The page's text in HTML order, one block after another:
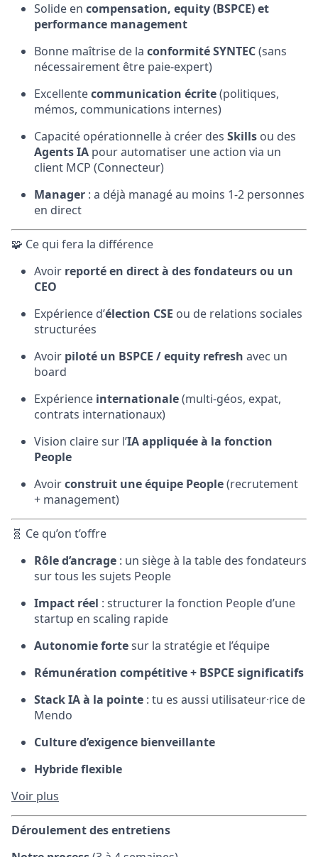
Solide en compensation, equity (BSPCE) et
performance management
Bonne maîtrise de la conformité SYNTEC(sans
nécessairement être paie-expert)
Excellentecommunication écrite(politiques,
mémos, communications internes)
Capacité opérationnelle à créer des Skills ou des
Agents IA pour automatiser une action via un
client MCP (Connecteur)
Manager : a déjà managé au moins 1-2 personnes
en direct
🧩 Ce qui fera la différence
Avoir reporté en direct à des fondateurs ou un
CEO
Expérience d’élection CSE ou de relations sociales
structurées
Avoir piloté un BSPCE / equity refresh avec un
board
Expérience internationale(multi-géos, expat,
contrats internationaux)
Vision claire sur l’IA appliquée à la fonction
People
Avoirconstruit une équipe People(recrutement
+ management)
🧬 Ce qu’on t’offre
Rôle d’ancrage : un siège à la table des fondateurs
sur tous les sujets People
Impact réel : structurer la fonction People d’une
startup en scaling rapide
Autonomie fortesur la stratégie et l’équipe
Rémunération compétitive + BSPCE significatifs
Stack IA à la pointe : tu es aussi utilisateur·rice de
Mendo
Culture d’exigence bienveillante
Hybride flexible
Voir plus
Déroulement des entretiens